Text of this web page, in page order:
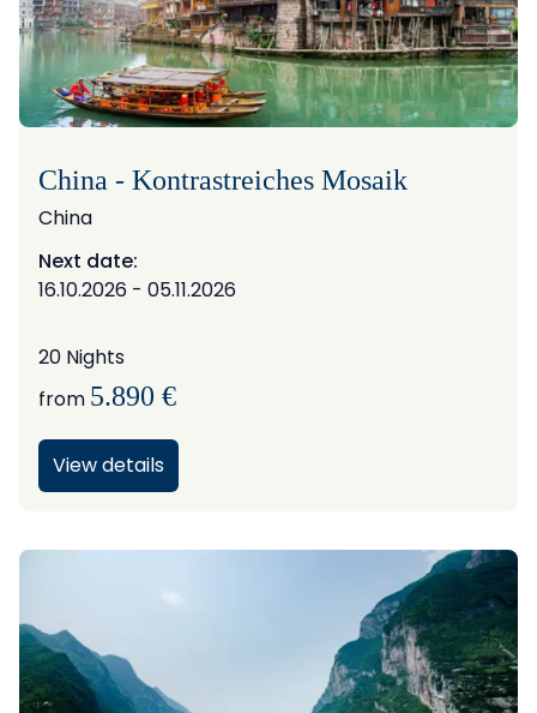
China - Kontrastreiches Mosaik
China
Next date:
16.10.2026 - 05.11.2026
20 Nights
from 5.890 €
View details